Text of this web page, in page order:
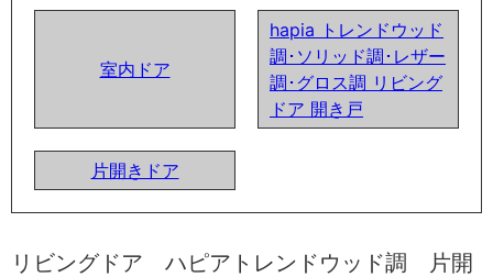
室内ドア
hapia トレンドウッド
調･ソリッド調･レザー
調･グロス調 リビング
ドア 開き戸
片開きドア
リビングドア ハピアトレンドウッド調 片開